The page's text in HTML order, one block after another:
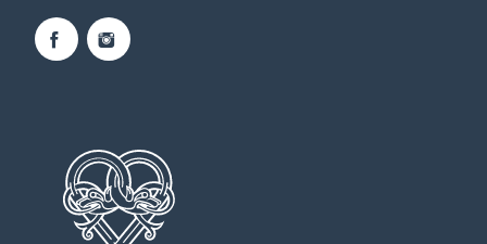
FacebookInstagram